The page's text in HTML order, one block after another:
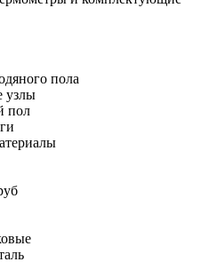
пола
узлы
пол